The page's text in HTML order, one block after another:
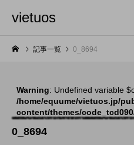
国内のジャグリング情報を収集・整理・
NEW POST
舞台
vietuos
記事一覧 0_8694
Warning: Undefined variable
/home/equume/vietuos.jp/
content/themes/
0_8694